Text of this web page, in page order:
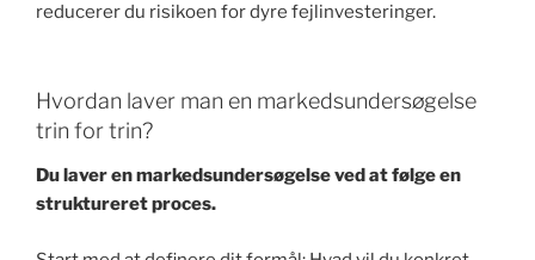
reducerer du risikoen for dyre fejlinvesteringer.
Hvordan laver man en markedsundersøgelse
trin for trin?
Du laver en markedsundersøgelse ved at følge en
struktureret proces.